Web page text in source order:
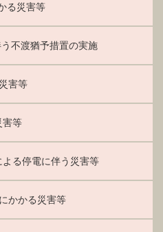
る災害等
不渡猶予措置の実施
害等
害等
る停電に伴う災害等
かかる災害等